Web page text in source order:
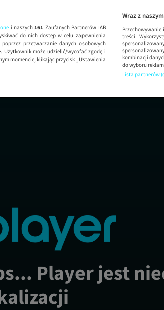
Player jest
i naszych161 Zaufanych Partnerów IAB
do nich dostęp w celu zapewnienia
przetwarzanie danych osobowych
Użytkownik może udzielić/wycofać zgodę i
momencie, klikając przycisk „Ustawienia
Wraz z
treści.
kombinacji
do wyboru
Lista partnerów